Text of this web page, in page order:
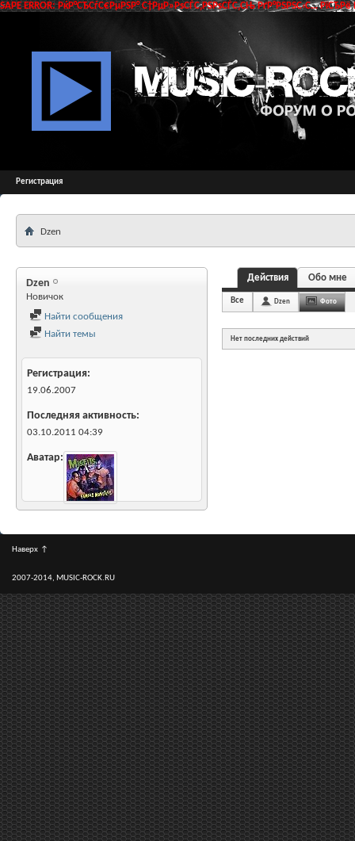
SAPE ERROR: РќР°СЂСѓС€РµРЅР° С†РµР»РѕСЃС‚РЅРѕСЃС‚СЊ РґР°РЅРЅС‹С…
Регистрация
Dzen
Dzen
Новичок
Найти сообщения
Найти темы
Регистрация
19.06.2007
Последняя активность
03.10.2011 04:39
Аватар
Действия Обо мне
Все Dzen Фото
Нет последних действий
Наверх ↑
2007-2014, MUSIC-ROCK.RU